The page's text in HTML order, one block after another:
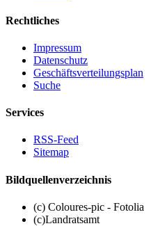
Rechtliches
Impressum
Datenschutz
Geschäftsverteilungsplan
Suche
Services
RSS-Feed
Sitemap
Bildquellenverzeichnis
(c) Coloures-pic - Fotolia
(c)Landratsamt